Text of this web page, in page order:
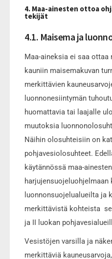
4. Maa-ainesten ottoa
tekijät
4.1. Maisema ja
Maa-aineksia ei saa
kauniin maisemakuvan
merkittävien
luonnonesiintymän
huomattavia tai laajalle
muutoksia
Näihin olosuhteisiin on
pohjavesiolosuhteet.
käytännössä maa-
harjujensuojeluohjelmaan
luonnonsuojelualueilta
merkittävistä kohteista
ja II luokan
Vesistöjen varsilla ja
merkittäviä